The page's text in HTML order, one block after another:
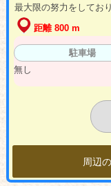
最大限の努力をしてお
距離 800 m
駐車場
無し
周辺